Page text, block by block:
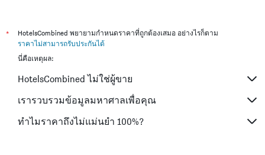
*
HotelsCombined พยายามกำหนดราคาที่ถูกต้องเสมอ อย่างไรก็ตาม
ราคาไม่สามารถรับประกันได้
นี่คือเหตุผล:
HotelsCombined ไม่ใช่ผู้ขาย
เรารวบรวมข้อมูลมหาศาลเพื่อคุณ
ทำไมราคาถึงไม่แม่นยำ 100%?